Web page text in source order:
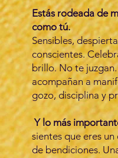
Estás rodeada de
como tú.
Sensibles,
conscientes.
brillo. No te
acompañan a
gozo, disciplina y
Y lo más
sientes que eres un
de bendiciones.